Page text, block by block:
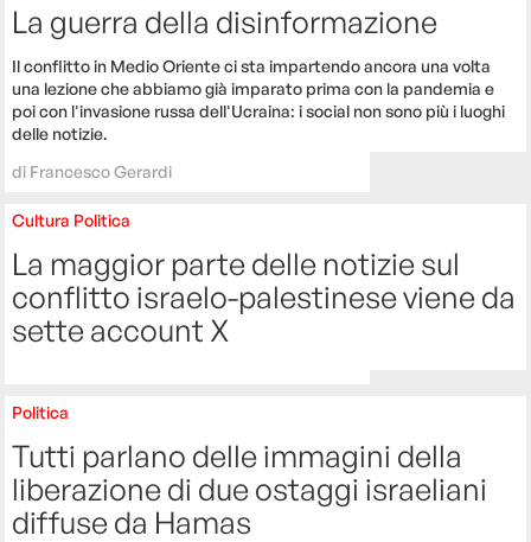
La guerra della disinformazione
Il conflitto in Medio Oriente ci sta impartendo ancora una volta
una lezione che abbiamo già imparato prima con la pandemia e
poi con l'invasione russa dell'Ucraina: i social non sono più i luoghi
delle notizie.
di Francesco Gerardi
Cultura Politica
La maggior parte delle notizie sul
conflitto israelo-palestinese viene da
sette account X
Politica
Tutti parlano delle immagini della
liberazione di due ostaggi israeliani
diffuse da Hamas